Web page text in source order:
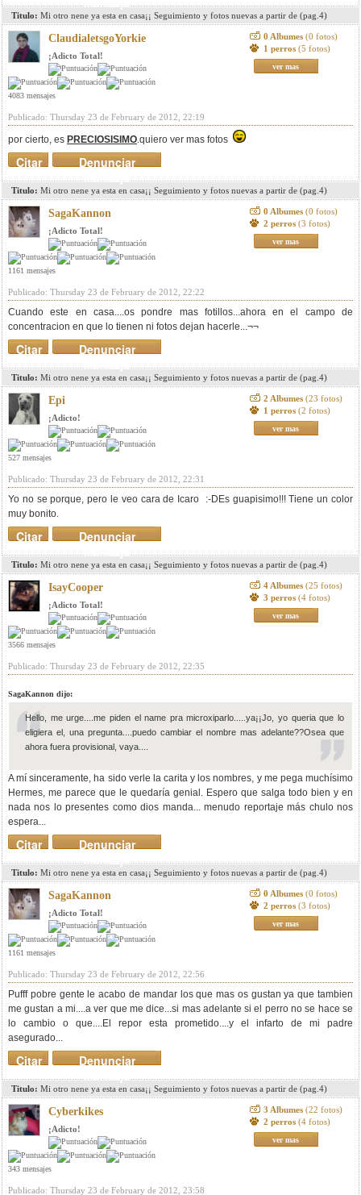
Titulo: Mi otro nene ya esta en casa¡¡ Seguimiento y fotos nuevas a partir de (pag.4)
ClaudialetsgoYorkie
¡Adicto Total!
4083 mensajes
0 Albumes (0 fotos)
1 perros (5 fotos)
ver mas
Publicado: Thursday 23 de February de 2012, 22:19
por cierto, es PRECIOSISIMO.quiero ver mas fotos
Denunciar
mensaje
Citar
Titulo: Mi otro nene ya esta en casa¡¡ Seguimiento y fotos nuevas a partir de (pag.4)
SagaKannon
¡Adicto Total!
1161 mensajes
0 Albumes (0 fotos)
2 perros (3 fotos)
ver mas
Publicado: Thursday 23 de February de 2012, 22:22
Cuando este en casa....os pondre mas fotillos...ahora en el campo de
concentracion en que lo tienen ni fotos dejan hacerle...¬¬
Denunciar
mensaje
Citar
Titulo: Mi otro nene ya esta en casa¡¡ Seguimiento y fotos nuevas a partir de (pag.4)
Epi
¡Adicto!
527 mensajes
2 Albumes (23 fotos)
1 perros (2 fotos)
ver mas
Publicado: Thursday 23 de February de 2012, 22:31
Yo no se porque, pero le veo cara de Icaro :-DEs guapisimo!!! Tiene un color
muy bonito.
Denunciar
mensaje
Citar
Titulo: Mi otro nene ya esta en casa¡¡ Seguimiento y fotos nuevas a partir de (pag.4)
IsayCooper
¡Adicto Total!
3566 mensajes
4 Albumes (25 fotos)
3 perros (4 fotos)
ver mas
Publicado: Thursday 23 de February de 2012, 22:35
SagaKannon dijo:
Hello, me urge....me piden el name pra microxiparlo.....ya¡¡Jo, yo queria que lo
eligiera el, una pregunta....puedo cambiar el nombre mas adelante??Osea que
ahora fuera provisional, vaya....
A mí sinceramente, ha sido verle la carita y los nombres, y me pega muchísimo
Hermes, me parece que le quedaría genial. Espero que salga todo bien y en
nada nos lo presentes como dios manda... menudo reportaje más chulo nos
espera...
Denunciar
mensaje
Citar
Titulo: Mi otro nene ya esta en casa¡¡ Seguimiento y fotos nuevas a partir de (pag.4)
SagaKannon
¡Adicto Total!
1161 mensajes
0 Albumes (0 fotos)
2 perros (3 fotos)
ver mas
Publicado: Thursday 23 de February de 2012, 22:56
Pufff pobre gente le acabo de mandar los que mas os gustan ya que tambien
me gustan a mi....a ver que me dice...si mas adelante si el perro no se hace se
lo cambio o que....El repor esta prometido....y el infarto de mi padre
asegurado...
Denunciar
mensaje
Citar
Titulo: Mi otro nene ya esta en casa¡¡ Seguimiento y fotos nuevas a partir de (pag.4)
Cyberkikes
¡Adicto!
343 mensajes
3 Albumes (22 fotos)
2 perros (4 fotos)
ver mas
Publicado: Thursday 23 de February de 2012, 23:58